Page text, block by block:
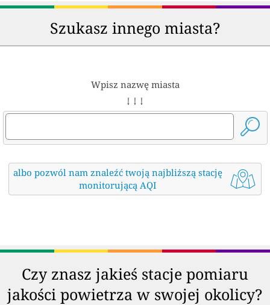
Szukasz innego miasta?
Wpisz nazwę miasta
↓ ↓ ↓
albo pozwól nam znaleźć twoją najbliższą stację
monitorującą AQI
Czy znasz jakieś stacje pomiaru
jakości powietrza w swojej okolicy?